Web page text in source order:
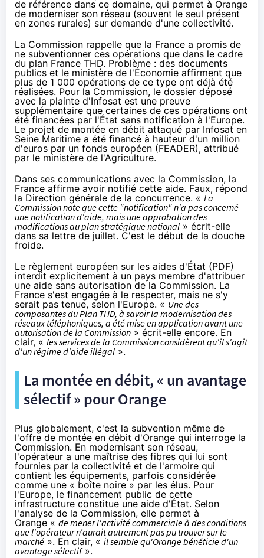
de référence dans ce domaine, qui permet à Orange
de moderniser son réseau (souvent le seul présent
en zones rurales) sur demande d'une collectivité.
La Commission rappelle que la France a promis de
ne subventionner ces opérations que dans le cadre
du plan France THD. Problème : des documents
publics et le ministère de l'Économie affirment que
plus de 1 000 opérations de ce type ont déjà été
réalisées. Pour la Commission, le dossier déposé
avec la plainte d'Infosat est une preuve
supplémentaire que certaines de ces opérations ont
été financées par l'État sans notification à l'Europe.
Le projet de montée en débit attaqué par Infosat en
Seine Maritime a été financé à hauteur d'un million
d'euros par un fonds européen (FEADER), attribué
par le ministère de l'Agriculture.
Dans ses communications avec la Commission, la
France affirme avoir notifié cette aide. Faux, répond
la Direction générale de la concurrence. « La
Commission note que cette "notification" n'a pas concerné
une notification d'aide, mais une approbation des
modifications au plan stratégique national » écrit-elle
dans sa lettre de juillet. C'est le début de la douche
froide.
Le règlement européen sur les aides d'État (PDF)
interdit explicitement à un pays membre d'attribuer
une aide sans autorisation de la Commission. La
France s'est engagée à le respecter, mais ne s'y
serait pas tenue, selon l'Europe. « Une des
composantes du Plan THD, à savoir la modernisation des
réseaux téléphoniques, a été mise en application avant une
autorisation de la Commission » écrit-elle encore. En
clair, « les services de la Commission considèrent qu'il s'agit
d'un régime d'aide illégal ».
La montée en débit, « un avantage
sélectif » pourOrange
Plus globalement, c'est la subvention même de
l'offre de montée en débit d'Orange qui interroge la
Commission. En modernisant son réseau,
l'opérateur a une maîtrise des fibres qui lui sont
fournies par la collectivité et de l'armoire qui
contient les équipements, parfois considérée
comme une « boîte noire » par les élus. Pour
l'Europe, le financement public de cette
infrastructure constitue une aide d'État. Selon
l'analyse de la Commission, elle permet à
Orange « de mener l'activité commerciale à des conditions
que l'opérateur n’aurait autrement pas pu trouver sur le
marché ». En clair, « il semble qu'Orangebénéficie d'un
avantage sélectif».